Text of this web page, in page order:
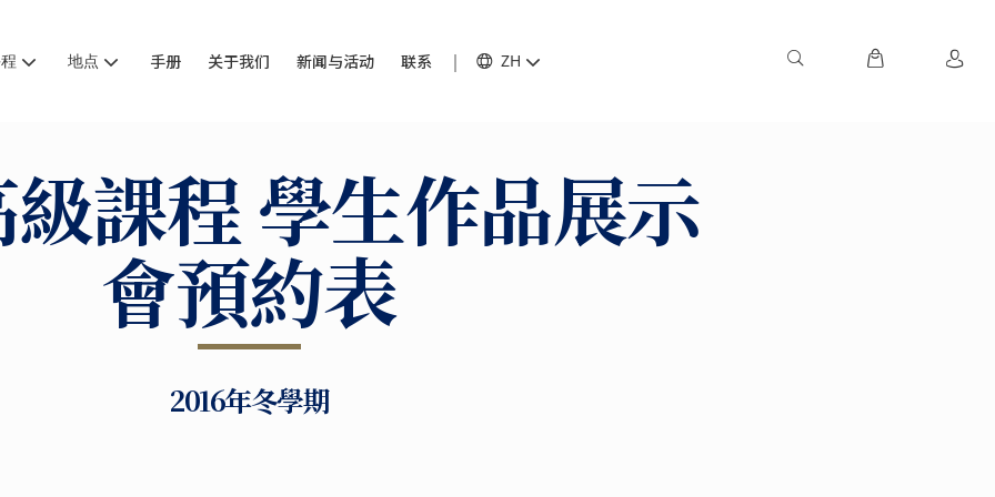
地点 手册 关于我们 新闻与活动 联系 ZH
課程 學生作品展示
會預約表
2016年冬學期